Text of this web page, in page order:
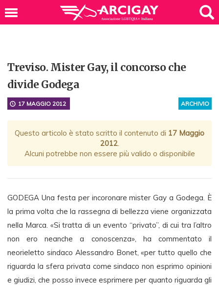
Treviso. Mister Gay, il concorso che
divide Godega
ARCHIVIO
17 MAGGIO 2012
Questo articolo è stato scritto il contenuto di 17 Maggio
2012.
Alcuni potrebbe non essere più valido o disponibile
GODEGA Una festa per incoronare mister Gay a Godega. È
la prima volta che la rassegna di bellezza viene organizzata
nella Marca. «Si tratta di un evento “privato”, di cui tra l’altro
non ero neanche a conoscenza», ha commentato il
neorieletto sindaco Alessandro Bonet, «per tutto quello che
riguarda la sfera privata come sindaco non esprimo opinioni
e giudizi, che posso invece esprimere per quanto riguarda gli